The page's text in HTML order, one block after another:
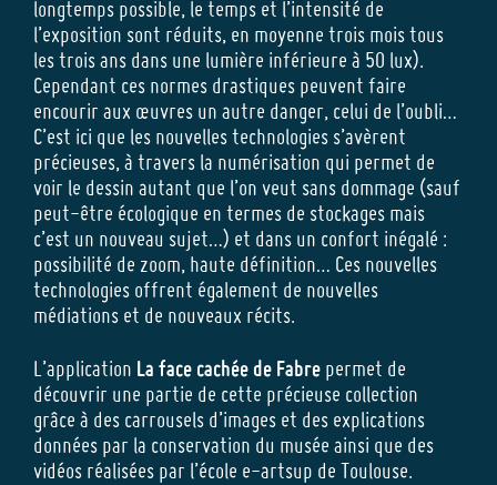
longtemps possible, le temps et l’intensité de
l’exposition sont réduits, en moyenne trois mois tous
les trois ans dans une lumière inférieure à 50 lux).
Cependant ces normes drastiques peuvent faire
encourir aux œuvres un autre danger, celui de l’oubli…
C’est ici que les nouvelles technologies s’avèrent
précieuses, à travers la numérisation qui permet de
voir le dessin autant que l’on veut sans dommage (sauf
peut-être écologique en termes de stockages mais
c’est un nouveau sujet…) et dans un confort inégalé :
possibilité de zoom, haute définition… Ces nouvelles
technologies offrent également de nouvelles
médiations et de nouveaux récits.
L’application La face cachée de Fabre permet de
découvrir une partie de cette précieuse collection
grâce à des carrousels d’images et des explications
données par la conservation du musée ainsi que des
vidéos réalisées par l’école e-artsup de Toulouse.